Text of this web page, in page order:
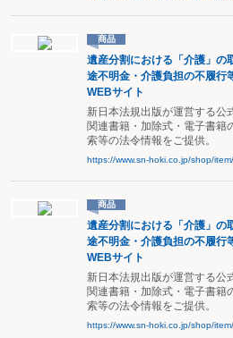
商品
遺産分割における「介護」の
途不明金・介護負担の不履行
WEBサイト
新日本法規出版が運営する公
関連書籍・加除式・電子書籍
索等の法令情報をご提供。
https://www.sn-hoki.co.jp/shop/
商品
遺産分割における「介護」の
途不明金・介護負担の不履行
WEBサイト
新日本法規出版が運営する公
関連書籍・加除式・電子書籍
索等の法令情報をご提供。
https://www.sn-hoki.co.jp/shop/